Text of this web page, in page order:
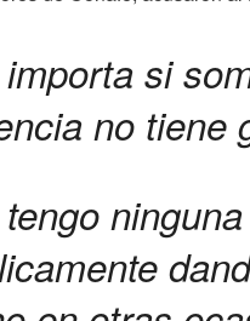
importa si
no tiene
tengo